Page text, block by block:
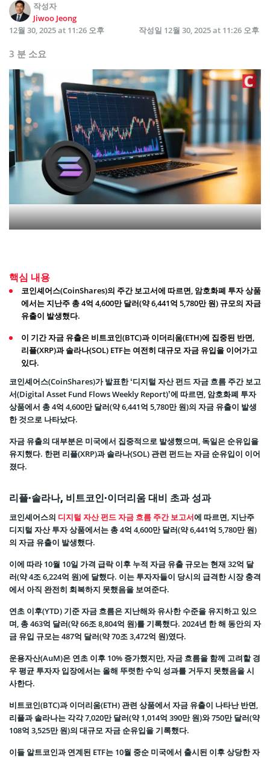
작성자
Jiwoo Jeong
12월 30, 2025 at 11:26 오후
작성일 12월 30, 2025 at 11:26 오후
3 분 소요
핵심 내용
코인셰어스(CoinShares)의 주간 보고서에 따르면, 암호화폐 투자 상품
에서는 지난주 총 4억 4,600만 달러(약 6,441억 5,780만 원) 규모의 자금
유출이 발생했다.
이 기간 자금 유출은 비트코인(BTC)과 이더리움(ETH)에 집중된 반면,
리플(XRP)과 솔라나(SOL) ETF는 여전히 대규모 자금 유입을 이어가고
있다.
코인셰어스(CoinShares)가 발표한 ‘디지털 자산 펀드 자금 흐름 주간 보고
서(Digital Asset Fund Flows Weekly Report)’에 따르면, 암호화폐 투자
상품에서 총 4억 4,600만 달러(약 6,441억 5,780만 원)의 자금 유출이 발생
한 것으로 나타났다.
자금 유출의 대부분은 미국에서 집중적으로 발생했으며, 독일은 순유입을
유지했다. 한편 리플(XRP)과 솔라나(SOL) 관련 펀드는 자금 순유입이 이어
졌다.
리플·솔라나, 비트코인·이더리움 대비 초과 성과
코인셰어스의 디지털 자산 펀드 자금 흐름 주간 보고서에 따르면, 지난주
디지털 자산 투자 상품에서는 총 4억 4,600만 달러(약 6,441억 5,780만 원)
의 자금 유출이 발생했다.
이에 따라 10월 10일 가격 급락 이후 누적 자금 유출 규모는 현재 32억 달
러(약 4조 6,224억 원)에 달했다. 이는 투자자들이 당시의 급격한 시장 충격
에서 아직 완전히 회복하지 못했음을 보여준다.
연초 이후(YTD) 기준 자금 흐름은 지난해와 유사한 수준을 유지하고 있으
며, 총 463억 달러(약 66조 8,804억 원)를 기록했다. 2024년 한 해 동안의 자
금 유입 규모는 487억 달러(약 70조 3,472억 원)였다.
운용자산(AuM)은 연초 이후 10% 증가했지만, 자금 흐름을 함께 고려할 경
우 평균 투자자 입장에서는 올해 뚜렷한 수익 성과를 거두지 못했음을 시
사한다.
비트코인(BTC)과 이더리움(ETH) 관련 상품에서 자금 유출이 나타난 반면,
리플과 솔라나는 각각 7,020만 달러(약 1,014억 390만 원)와 750만 달러(약
108억 3,525만 원)의 대규모 자금 순유입을 기록했다.
이들 알트코인과 연계된 ETF는 10월 중순 미국에서 출시된 이후 상당한 자